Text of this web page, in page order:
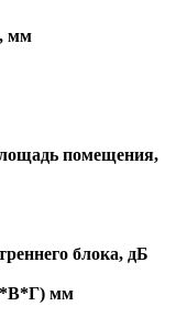
мм
помещения,
блока, дБ
мм